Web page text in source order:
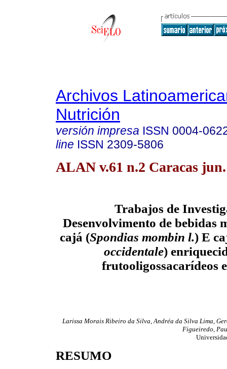
Archivos
Nutrición
versión impresa ISSN 0004-
line ISSN 2309-5806
ALAN v.61 n.2 Caracas jun.
Trabajos de
Desenvolvimento de bebidas
cajá (Spondias mombin l.) E
occidentale)
frutooligossacarídeos
Larissa Morais Ribeiro da Silva, Andréa da Silva Lima,
Figueiredo,
RESUMO